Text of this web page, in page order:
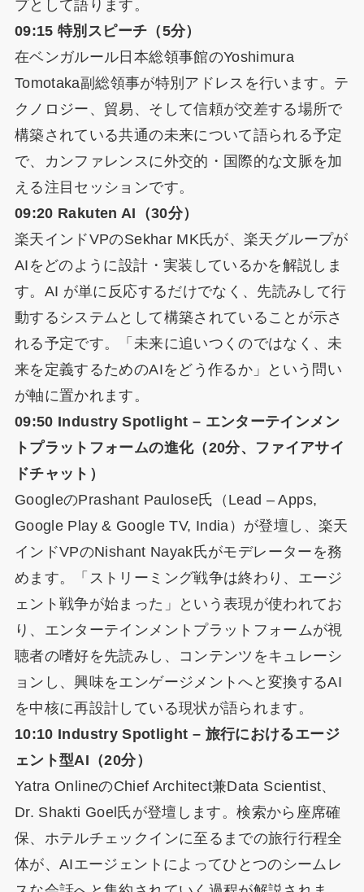
プとして語ります。
09:15 特別スピーチ（5分）
在ベンガルール日本総領事館のYoshimura
Tomotaka副総領事が特別アドレスを行います。テ
クノロジー、貿易、そして信頼が交差する場所で
構築されている共通の未来について語られる予定
で、カンファレンスに外交的・国際的な文脈を加
える注目セッションです。
09:20 Rakuten AI（30分）
楽天インドVPのSekhar MK氏が、楽天グループが
AIをどのように設計・実装しているかを解説しま
す。AI が単に反応するだけでなく、先読みして行
動するシステムとして構築されていることが示さ
れる予定です。「未来に追いつくのではなく、未
来を定義するためのAIをどう作るか」という問い
が軸に置かれます。
09:50 Industry Spotlight – エンターテインメン
トプラットフォームの進化（20分、ファイアサイ
ドチャット）
GoogleのPrashant Paulose氏（Lead – Apps,
Google Play & Google TV, India）が登壇し、楽天
インドVPのNishant Nayak氏がモデレーターを務
めます。「ストリーミング戦争は終わり、エージ
ェント戦争が始まった」という表現が使われてお
り、エンターテインメントプラットフォームが視
聴者の嗜好を先読みし、コンテンツをキュレーシ
ョンし、興味をエンゲージメントへと変換するAI
を中核に再設計している現状が語られます。
10:10 Industry Spotlight – 旅行におけるエージ
ェント型AI（20分）
Yatra OnlineのChief Architect兼Data Scientist、
Dr. Shakti Goel氏が登壇します。検索から座席確
保、ホテルチェックインに至るまでの旅行行程全
体が、AIエージェントによってひとつのシームレ